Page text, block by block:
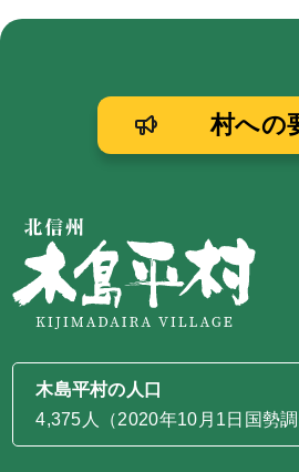
木島平村の人口
4,375人（2020年10月1日国勢調
村への